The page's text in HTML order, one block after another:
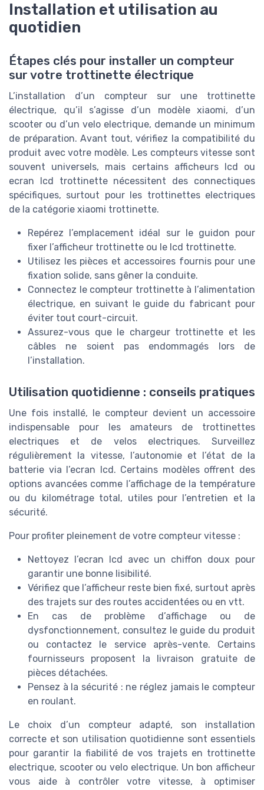
Installation et utilisation au
quotidien
Étapes clés pour installer un compteur
sur votre trottinette électrique
L’installation d’un compteur sur une trottinette
électrique, qu’il s’agisse d’un modèle xiaomi, d’un
scooter ou d’un velo electrique, demande un minimum
de préparation. Avant tout, vérifiez la compatibilité du
produit avec votre modèle. Les compteurs vitesse sont
souvent universels, mais certains afficheurs lcd ou
ecran lcd trottinette nécessitent des connectiques
spécifiques, surtout pour les trottinettes electriques
de la catégorie xiaomi trottinette.
Repérez l’emplacement idéal sur le guidon pour
fixer l’afficheur trottinette ou le lcd trottinette.
Utilisez les pièces et accessoires fournis pour une
fixation solide, sans gêner la conduite.
Connectez le compteur trottinette à l’alimentation
électrique, en suivant le guide du fabricant pour
éviter tout court-circuit.
Assurez-vous que le chargeur trottinette et les
câbles ne soient pas endommagés lors de
l’installation.
Utilisation quotidienne : conseils pratiques
Une fois installé, le compteur devient un accessoire
indispensable pour les amateurs de trottinettes
electriques et de velos electriques. Surveillez
régulièrement la vitesse, l’autonomie et l’état de la
batterie via l’ecran lcd. Certains modèles offrent des
options avancées comme l’affichage de la température
ou du kilométrage total, utiles pour l’entretien et la
sécurité.
Pour profiter pleinement de votre compteur vitesse :
Nettoyez l’ecran lcd avec un chiffon doux pour
garantir une bonne lisibilité.
Vérifiez que l’afficheur reste bien fixé, surtout après
des trajets sur des routes accidentées ou en vtt.
En cas de problème d’affichage ou de
dysfonctionnement, consultez le guide du produit
ou contactez le service après-vente. Certains
fournisseurs proposent la livraison gratuite de
pièces détachées.
Pensez à la sécurité : ne réglez jamais le compteur
en roulant.
Le choix d’un compteur adapté, son installation
correcte et son utilisation quotidienne sont essentiels
pour garantir la fiabilité de vos trajets en trottinette
electrique, scooter ou velo electrique. Un bon afficheur
vous aide à contrôler votre vitesse, à optimiser